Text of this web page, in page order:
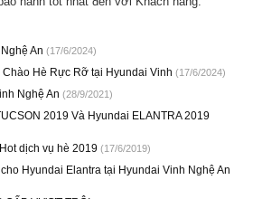
An (17/6/2024)
Hè Rực Rỡ tại Hyundai Vinh (17/6/2024)
Nghệ An (28/9/2021)
2019 Và Hyundai ELANTRA 2019
dịch vụ hè 2019 (17/6/2019)
Hyundai Elantra tại Hyundai Vinh Nghệ An